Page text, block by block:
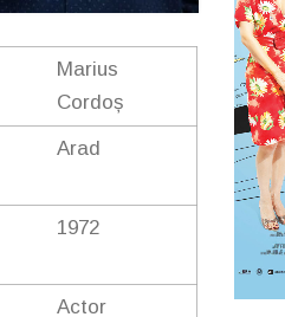
Marius
Cordoș
Arad
1972
Actor